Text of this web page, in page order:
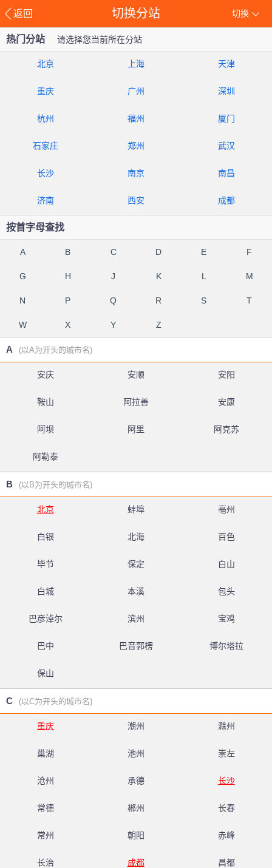
返回 切换
切换分站
热门分站 请选择您当前所在分站
北京 上海 天津
重庆 广州 深圳
杭州 福州 厦门
石家庄 郑州 武汉
长沙 南京 南昌
济南 西安 成都
按首字母查找
A B C D E F
G H J K L M
N P Q R S T
W X Y Z
A (以A为开头的城市名)
安庆 安顺 安阳
鞍山 阿拉善 安康
阿坝 阿里 阿克苏
阿勒泰
B (以B为开头的城市名)
北京 蚌埠 亳州
白银 北海 百色
毕节 保定 白山
白城 本溪 包头
巴彦淖尔 滨州 宝鸡
巴中 巴音郭楞 博尔塔拉
保山
C (以C为开头的城市名)
重庆 潮州 滁州
巢湖 池州 崇左
沧州 承德 长沙
常德 郴州 长春
常州 朝阳 赤峰
长治 成都 昌都